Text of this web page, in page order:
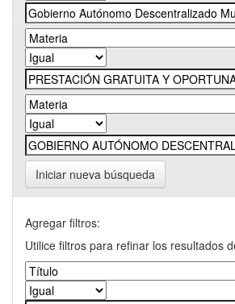
Iniciar nueva búsqueda
Agregar filtros:
Utilice filtros para refinar los resultados